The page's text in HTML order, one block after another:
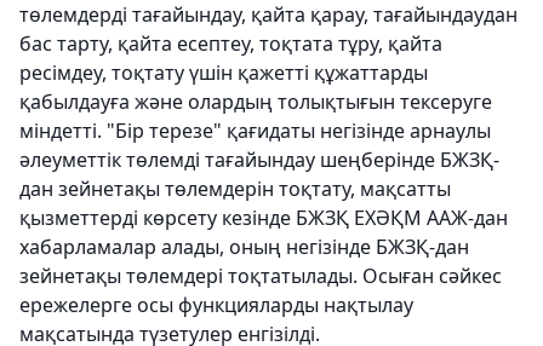
төлемдерді тағайындау, қайта қарау, тағайындаудан
бас тарту, қайта есептеу, тоқтата тұру, қайта
ресімдеу, тоқтату үшін қажетті құжаттарды
қабылдауға және олардың толықтығын тексеруге
міндетті. "Бір терезе" қағидаты негізінде арнаулы
әлеуметтік төлемді тағайындау шеңберінде БЖЗҚ-
дан зейнетақы төлемдерін тоқтату, мақсатты
қызметтерді көрсету кезінде БЖЗҚ ЕХӘҚМ ААЖ-дан
хабарламалар алады, оның негізінде БЖЗҚ-дан
зейнетақы төлемдері тоқтатылады. Осыған сәйкес
ережелерге осы функцияларды нақтылау
мақсатында түзетулер енгізілді.